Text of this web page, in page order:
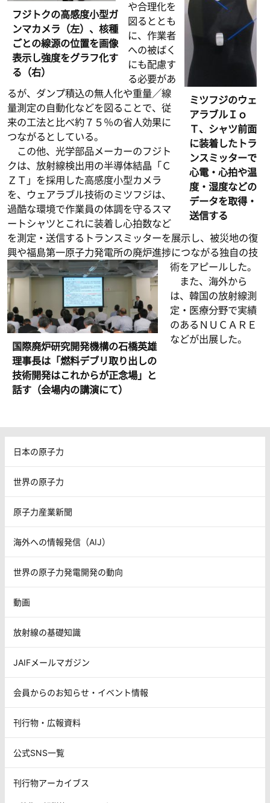
フジトクの高感度小型ガ
ンマカメラ（左）、核種
ごとの線源の位置を画像
表示し強度をグラフ化す
る（右）
ミツフジのウェ
アラブルＩｏ
Ｔ、シャツ前面
に装着したトラ
ンスミッターで
心電・心拍や温
度・湿度などの
データを取得・
送信する
や合理化を
図るととも
に、作業者
への被ばく
にも配慮す
る必要があ
るが、ダンプ積込の無人化や重量／線
量測定の自動化などを図ることで、従
来の工法と比べ約７５％の省人効果に
つながるとしている。
この他、光学部品メーカーのフジト
クは、放射線検出用の半導体結晶「Ｃ
ＺＴ」を採用した高感度小型カメラ
を、ウェアラブル技術のミツフジは、
過酷な環境で作業員の体調を守るスマ
ートシャツとこれに装着し心拍数など
を測定・送信するトランスミッターを展示し、被災地の復
興や福島第一原子力発電所の廃炉進捗につながる独自の技
術をアピールした。
国際廃炉研究開発機構の石橋英雄
理事長は「燃料デブリ取り出しの
技術開発はこれからが正念場」と
話す（会場内の講演にて）
また、海外から
は、韓国の放射線測
定・医療分野で実績
のあるＮＵＣＡＲＥ
などが出展した。
日本の原子力
世界の原子力
原子力産業新聞
海外への情報発信（AIJ）
世界の原子力発電開発の動向
動画
放射線の基礎知識
JAIFメールマガジン
会員からのお知らせ・イベント情報
刊行物・広報資料
公式SNS一覧
刊行物アーカイブス